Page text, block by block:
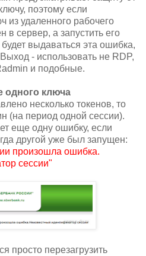
поэтому если
из удаленного рабочего
в сервер, а запустить его
выдаваться эта ошибка,
- использовать не RDP,
и подобные.
одного ключа
несколько токенов, то
(на период одной сессии).
еще одну ошибку, если
другой уже был запущен:
произошла ошибка.
сессии"
просто перезагрузить